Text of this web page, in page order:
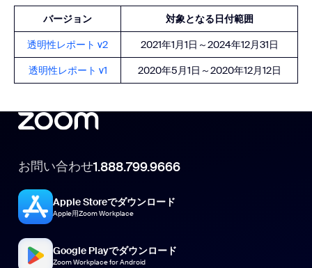
バージョン 対象となる日付範囲
透明性レポート v2 2021年1月1日～2024年12月31日
透明性レポート v1 2020年5月1日～2020年12月12日
お問い合わせ1.888.799.9666
Apple Storeでダウンロード
Apple用Zoom Workplace
Google Playでダウンロード
Zoom Workplace for Android